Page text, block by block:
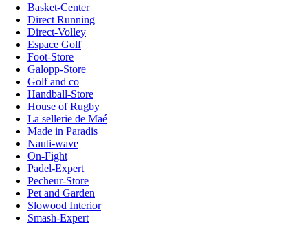
Basket-Center
Direct Running
Direct-Volley
Espace Golf
Foot-Store
Galopp-Store
Golf and co
Handball-Store
House of Rugby
La sellerie de Maé
Made in Paradis
Nauti-wave
On-Fight
Padel-Expert
Pecheur-Store
Pet and Garden
Slowood Interior
Smash-Expert